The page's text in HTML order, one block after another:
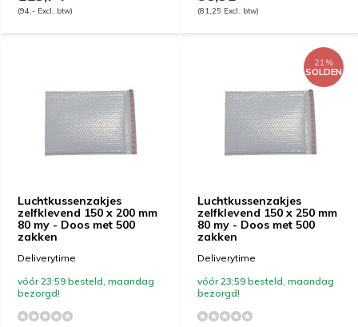
(94,- Excl. btw) (81,25 Excl. btw)
Luchtkussenzakjes
zelfklevend 150 x 200 mm
80 my - Doos met 500
zakken
Deliverytime
vóór 23:59 besteld, maandag
bezorgd!
Luchtkussenzakjes
zelfklevend 150 x 250 mm
80 my - Doos met 500
zakken
21%
SOLDEN
Deliverytime
vóór 23:59 besteld, maandag
bezorgd!